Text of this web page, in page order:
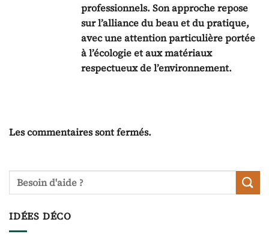
professionnels. Son approche repose
sur l’alliance du beau et du pratique,
avec une attention particulière portée
à l’écologie et aux matériaux
respectueux de l’environnement.
Les commentaires sont fermés.
IDÉES DÉCO